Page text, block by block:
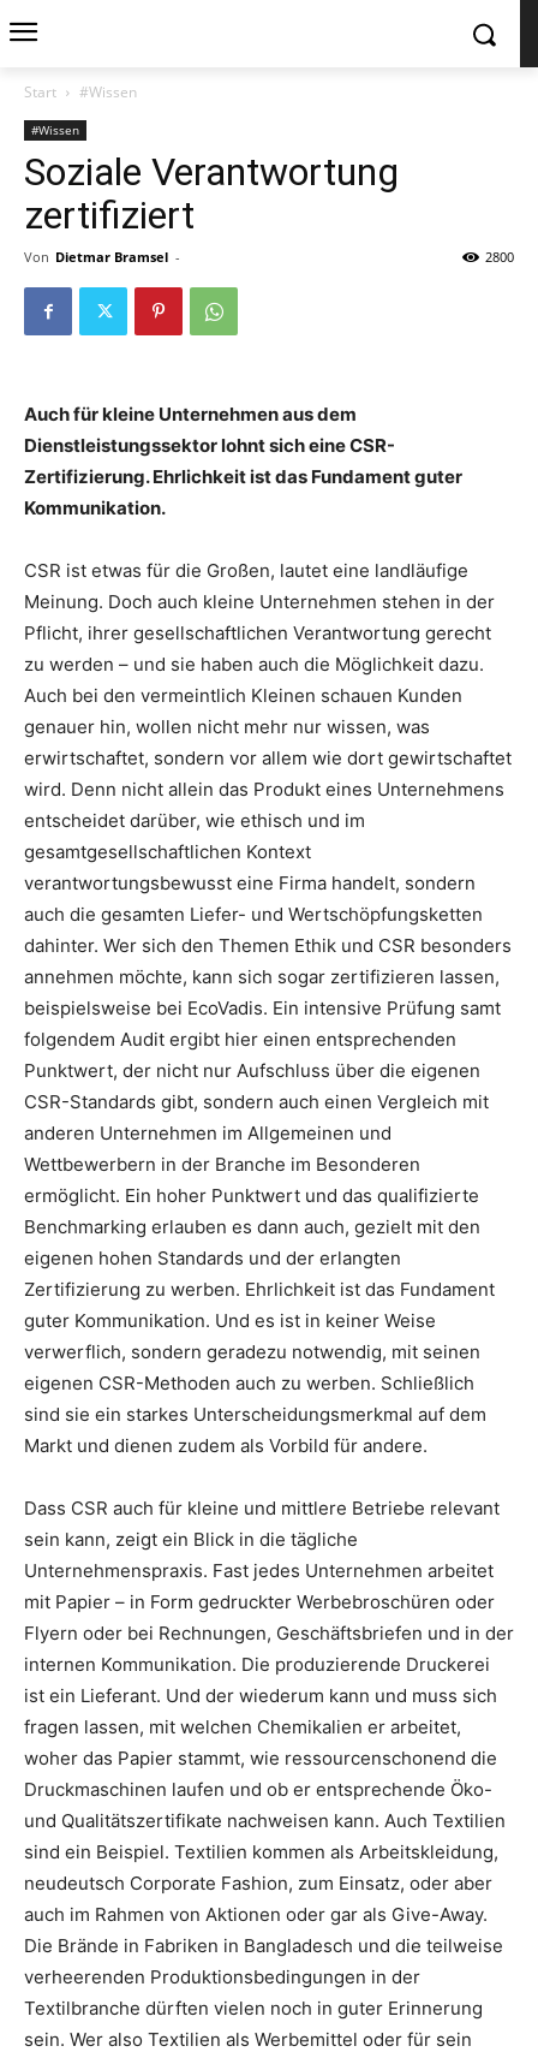
Start #Wissen
#Wissen
Soziale Verantwortung
zertifiziert
Von Dietmar Bramsel - 2800
Auch für kleine Unternehmen aus dem
Dienstleistungssektor lohnt sich eine CSR-
Zertifizierung. Ehrlichkeit ist das Fundament guter
Kommunikation.
CSR ist etwas für die Großen, lautet eine landläufige
Meinung. Doch auch kleine Unternehmen stehen in der
Pflicht, ihrer gesellschaftlichen Verantwortung gerecht
zu werden – und sie haben auch die Möglichkeit dazu.
Auch bei den vermeintlich Kleinen schauen Kunden
genauer hin, wollen nicht mehr nur wissen, was
erwirtschaftet, sondern vor allem wie dort gewirtschaftet
wird. Denn nicht allein das Produkt eines Unternehmens
entscheidet darüber, wie ethisch und im
gesamtgesellschaftlichen Kontext
verantwortungsbewusst eine Firma handelt, sondern
auch die gesamten Liefer- und Wertschöpfungsketten
dahinter. Wer sich den Themen Ethik und CSR besonders
annehmen möchte, kann sich sogar zertifizieren lassen,
beispielsweise bei EcoVadis. Ein intensive Prüfung samt
folgendem Audit ergibt hier einen entsprechenden
Punktwert, der nicht nur Aufschluss über die eigenen
CSR-Standards gibt, sondern auch einen Vergleich mit
anderen Unternehmen im Allgemeinen und
Wettbewerbern in der Branche im Besonderen
ermöglicht. Ein hoher Punktwert und das qualifizierte
Benchmarking erlauben es dann auch, gezielt mit den
eigenen hohen Standards und der erlangten
Zertifizierung zu werben. Ehrlichkeit ist das Fundament
guter Kommunikation. Und es ist in keiner Weise
verwerflich, sondern geradezu notwendig, mit seinen
eigenen CSR-Methoden auch zu werben. Schließlich
sind sie ein starkes Unterscheidungsmerkmal auf dem
Markt und dienen zudem als Vorbild für andere.
Dass CSR auch für kleine und mittlere Betriebe relevant
sein kann, zeigt ein Blick in die tägliche
Unternehmenspraxis. Fast jedes Unternehmen arbeitet
mit Papier – in Form gedruckter Werbebroschüren oder
Flyern oder bei Rechnungen, Geschäftsbriefen und in der
internen Kommunikation. Die produzierende Druckerei
ist ein Lieferant. Und der wiederum kann und muss sich
fragen lassen, mit welchen Chemikalien er arbeitet,
woher das Papier stammt, wie ressourcenschonend die
Druckmaschinen laufen und ob er entsprechende Öko-
und Qualitätszertifikate nachweisen kann. Auch Textilien
sind ein Beispiel. Textilien kommen als Arbeitskleidung,
neudeutsch Corporate Fashion, zum Einsatz, oder aber
auch im Rahmen von Aktionen oder gar als Give-Away.
Die Brände in Fabriken in Bangladesch und die teilweise
verheerenden Produktionsbedingungen in der
Textilbranche dürften vielen noch in guter Erinnerung
sein. Wer also Textilien als Werbemittel oder für sein